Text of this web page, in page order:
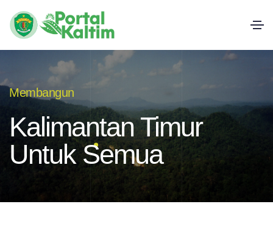
Membangun
Kalimantan Timur
Untuk Semua